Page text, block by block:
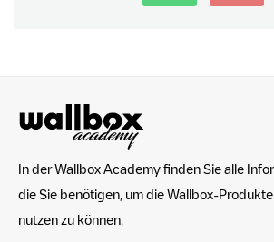
In der Wallbox Academy finden Sie alle
die Sie benötigen, um die Wallbox-Produkte
nutzen zu können.